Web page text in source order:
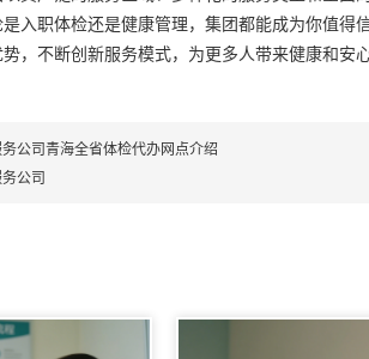
入职体检还是健康管理，集团都能成为你值
，不断创新服务模式，为更多人带来健康和安心
公司青海全省体检代办网点介绍
公司